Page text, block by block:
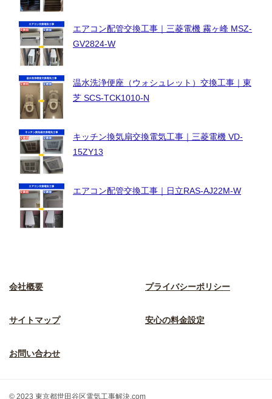
エアコン配管交換工事｜三菱電機 霧ヶ峰 MSZ-
GV2824-W
温水洗浄便座（ウォシュレット）交換工事｜東
芝 SCS-TCK1010-N
キッチン換気扇交換電気工事｜三菱電機 VD-
15ZY13
エアコン配管交換工事｜日立RAS-AJ22M-W
会社概要 プライバシーポリシー
サイトマップ 安心の料金設定
お問い合わせ
© 2023 東京都世田谷区電気工事解決.com